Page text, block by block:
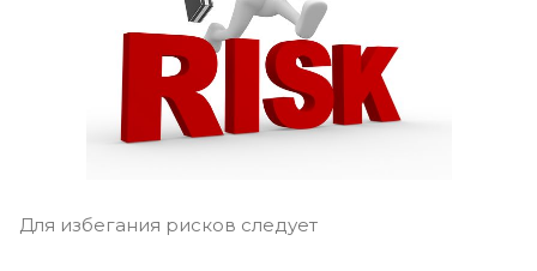
Для избегания рисков следует